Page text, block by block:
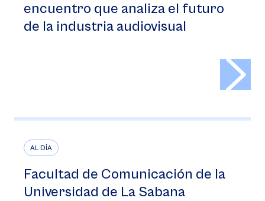
encuentro que analiza el futuro
de la industria audiovisual
AL DÍA
Facultad de Comunicación de la
Universidad de La Sabana